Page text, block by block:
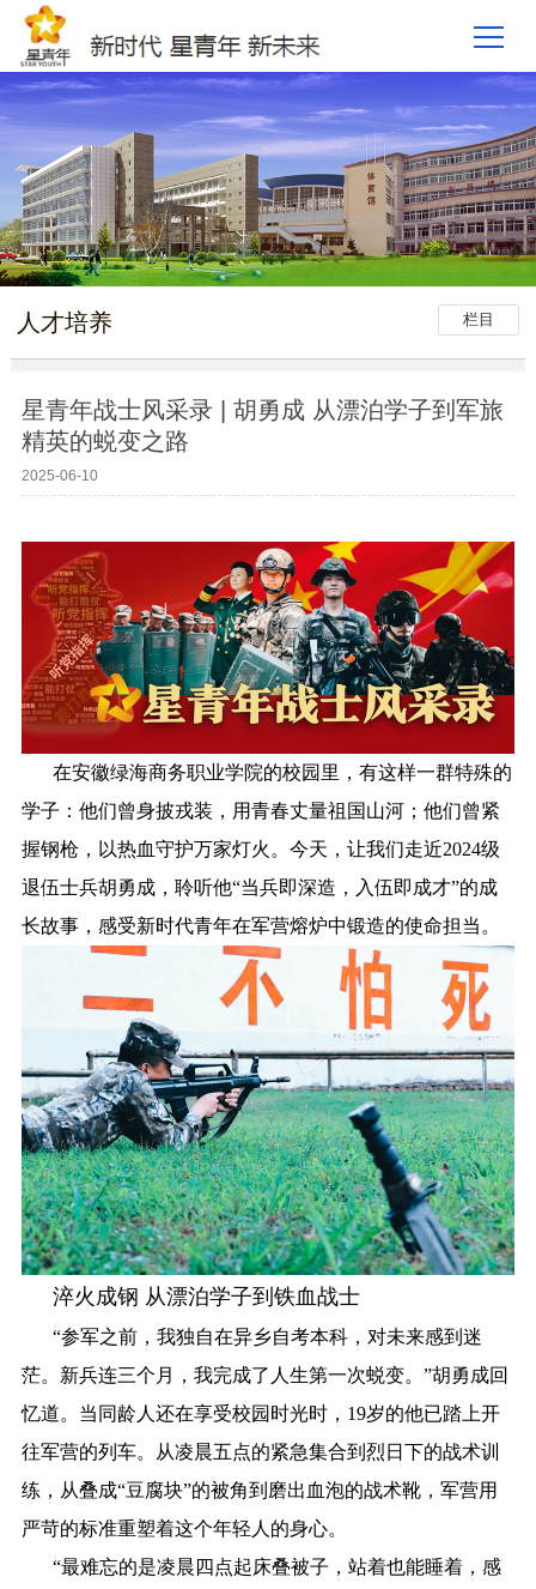
栏目
人才培养
星青年战士风采录 | 胡勇成 从漂泊学子到军旅
精英的蜕变之路
2025-06-10
在安徽绿海商务职业学院的校园里，有这样一群特殊的
学子：他们曾身披戎装，用青春丈量祖国山河；他们曾紧
握钢枪，以热血守护万家灯火。今天，让我们走近2024级
退伍士兵胡勇成，聆听他“当兵即深造，入伍即成才”的成
长故事，感受新时代青年在军营熔炉中锻造的使命担当。
淬火成钢 从漂泊学子到铁血战士
“参军之前，我独自在异乡自考本科，对未来感到迷
茫。新兵连三个月，我完成了人生第一次蜕变。”胡勇成回
忆道。当同龄人还在享受校园时光时，19岁的他已踏上开
往军营的列车。从凌晨五点的紧急集合到烈日下的战术训
练，从叠成“豆腐块”的被角到磨出血泡的战术靴，军营用
严苛的标准重塑着这个年轻人的身心。
“最难忘的是凌晨四点起床叠被子，站着也能睡着，感